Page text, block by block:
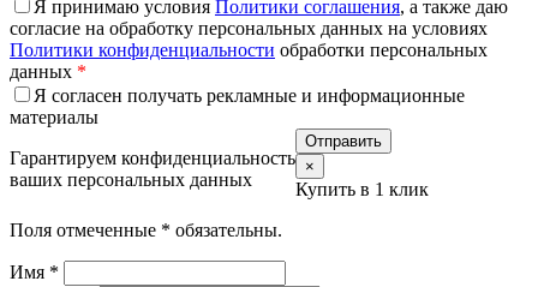
Я принимаю условия Политики соглашения, а также даю
согласие на обработку персональных данных на условиях
Политики конфиденциальности обработки персональных
данных *
Я согласен получать рекламные и информационные
материалы
Гарантируем конфиденциальность
ваших персональных данных
×
Купить в 1 клик
Поля отмеченные * обязательны.
Имя *